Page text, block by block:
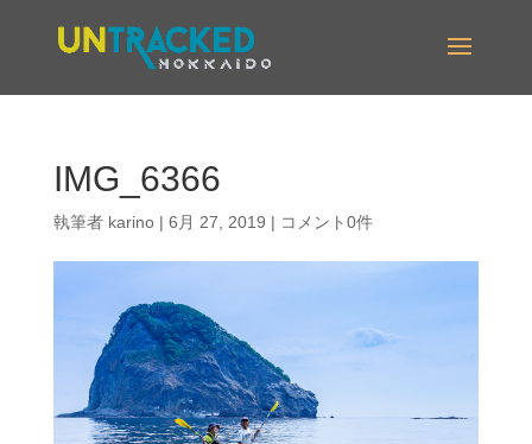
IMG_6366
執筆者 karino| 6月 27, 2019 | コメント0件